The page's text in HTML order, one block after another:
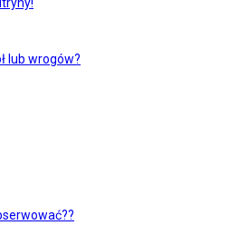
lub wrogów?